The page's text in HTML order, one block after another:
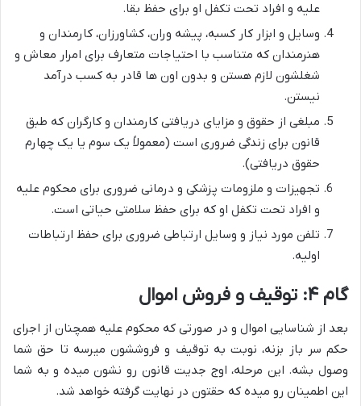
علیه و افراد تحت تکفل او برای حفظ بقا.
وسایل و ابزار کار کسبه، پیشه وران، کشاورزان، کارمندان و
هنرمندان که متناسب با احتیاجات متعارف برای امرار معاش و
شغلشون لازم هستن و بدون اون ها قادر به کسب درآمد
نیستن.
مبلغی از حقوق و مزایای دریافتی کارمندان و کارگران که طبق
قانون برای زندگی ضروری است (معمولاً یک سوم یا یک چهارم
حقوق دریافتی).
تجهیزات و ملزومات پزشکی و درمانی ضروری برای محکوم علیه
و افراد تحت تکفل او که برای حفظ سلامتی حیاتی است.
تلفن مورد نیاز و وسایل ارتباطی ضروری برای حفظ ارتباطات
اولیه.
گام ۴: توقیف و فروش اموال
بعد از شناسایی اموال و در صورتی که محکوم علیه همچنان از اجرای
حکم سر باز بزنه، نوبت به توقیف و فروششون میرسه تا حق شما
وصول بشه. این مرحله، اوج جدیت قانون رو نشون میده و به شما
این اطمینان رو میده که حقتون در نهایت گرفته خواهد شد.